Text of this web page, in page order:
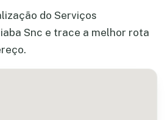
do Serviços
Snc e trace a melhor rota